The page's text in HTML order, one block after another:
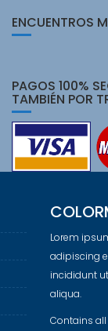
ENCUENTROS
PAGOS 100%
TAMBIÉN POR
Lorem
adipiscing
incididunt
aliqua.
Contains all